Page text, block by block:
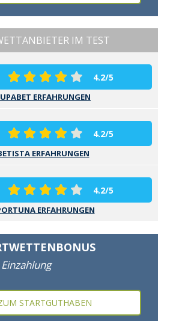
IM TEST
4.2/5
ERFAHRUNGEN
4.2/5
ERFAHRUNGEN
4.2/5
ERFAHRUNGEN
STARTGUTHABEN